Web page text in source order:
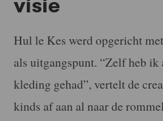
visie
Hul le Kes werd opgericht
als uitgangspunt. “Zelf heb
kleding gehad”, vertelt de
kinds af aan al naar de